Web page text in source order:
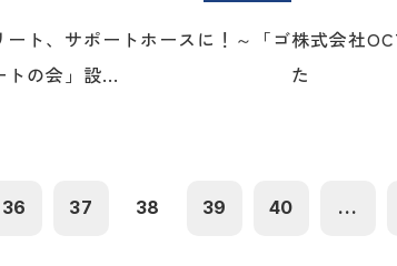
ート、サポートホースに！～「ゴ
トの会」設...
株式会社
た
36 37 38 39 40 ...